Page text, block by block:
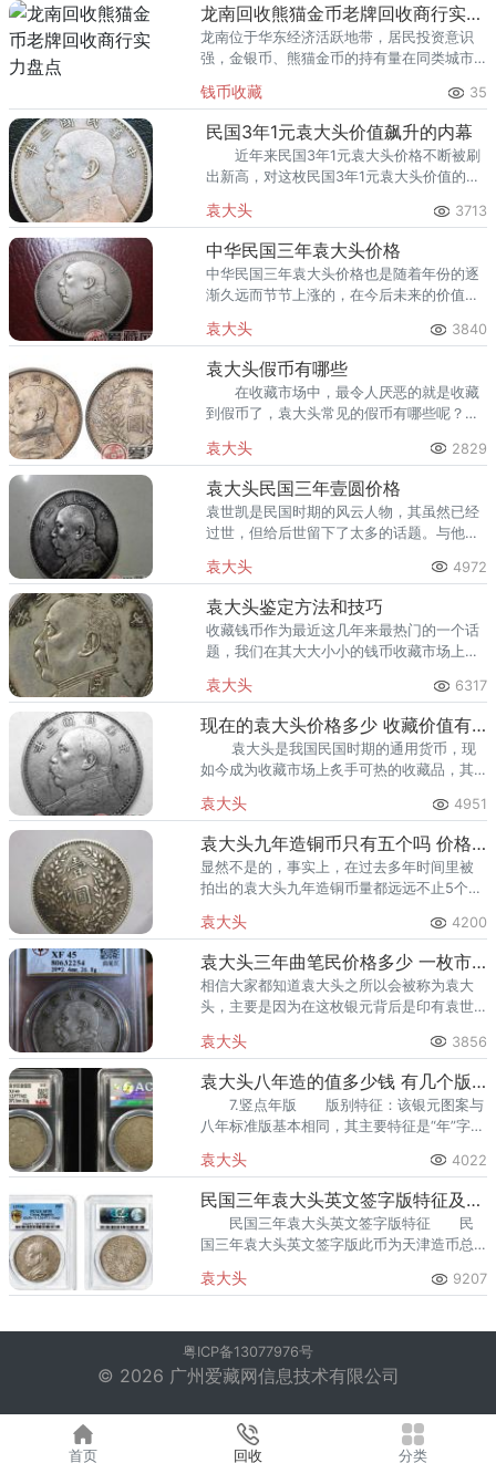
龙南回收熊猫金币老牌回收商行实力盘点
龙南位于华东经济活跃地带，居民投资意识
强，金银币、熊猫金币的持有量在同类城市
熊猫金币的需求就明显升温，但鱼龙混杂的
回收渠道里，能精准识别版别溢
钱币收藏 35
民国3年1元袁大头价值飙升的内幕
近年来民国3年1元袁大头价格不断被刷
出新高，对这枚民国3年1元袁大头价值的讨
袁大头 3713
中华民国三年袁大头价格
中华民国三年袁大头价格也是随着年份的逐
渐久远而节节上涨的，在今后未来的价值方
袁大头 3840
袁大头假币有哪些
在收藏市场中，最令人厌恶的就是收藏
到假币了，袁大头常见的假币有哪些呢？下
袁大头 2829
袁大头民国三年壹圆价格
袁世凯是民国时期的风云人物，其虽然已经
过世，但给后世留下了太多的话题。与他相
一种，其就是袁世凯执政时期制造发行的袁
大头民国三年壹圆。
袁大头 4972
袁大头鉴定方法和技巧
收藏钱币作为最近这几年来最热门的一个话
题，我们在其大大小小的钱币收藏市场上，
而在这些钱币中自然就会有真钱币和假钱
币。
袁大头 6317
现在的袁大头价格多少 收藏价值有哪些
袁大头是我国民国时期的通用货币，现
如今成为收藏市场上炙手可热的收藏品，其
头广受追捧
袁大头 4951
袁大头九年造铜币只有五个吗 价格大概多少呢
显然不是的，事实上，在过去多年时间里被
拍出的袁大头九年造铜币量都远远不止5个
何钱币公司都没有办法通过系统的统计知道
它具体的数值。
袁大头 4200
袁大头三年曲笔民价格多少 一枚市价如何
相信大家都知道袁大头之所以会被称为袁大
头，主要是因为在这枚银元背后是印有袁世
行的，也是民国发行量最大的银币，版式十
分复杂多样，
袁大头 3856
袁大头八年造的值多少钱 有几个版别
7.竖点年版 版别特征：该银元图案与
八年标准版基本相同，其主要特征是“年”字中
袁大头 4022
民国三年袁大头英文签字版特征及真品图片 价格
民国三年袁大头英文签字版特征 民
国三年袁大头英文签字版此币为天津造币总
都是假货，这枚钱币在各大拍卖会零星的出
袁大头 9207
粤ICP备13077976号
© 2026 广州爱藏网信息技术有限公司
首页 回收 分类